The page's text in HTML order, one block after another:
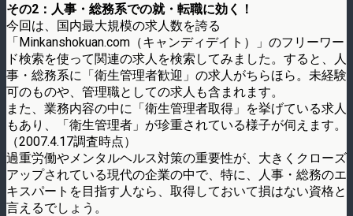
その2：人事・総務系での就・転職に効く！
今回は、国内最大規模の求人数を誇る
「Minkanshokuan.com（キャンディデイト）」のフリーワー
ド検索を使って関連の求人を検索してみました。すると、人
事・総務系に「衛生管理者歓迎」の求人がちらほら。未経験
可のものや、管理職としての求人も含まれます。
また、業務内容の中に「衛生管理者取得」を挙げている求人
もあり、「衛生管理者」が珍重されている様子が伺えます。
（2007.4.17調査時点）
過重労働やメンタルヘルス対策の重要性が、大きくクローズ
アップされている現代の企業の中で、特に、人事・総務のエ
キスパートを目指す人なら、取得しておいて損はない資格と
言えるでしょう。